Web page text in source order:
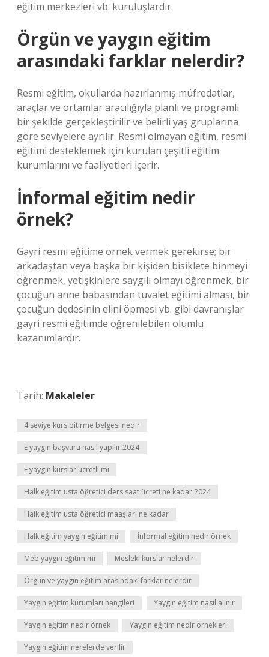
eğitim merkezleri vb. kuruluşlardır.
Örgün ve yaygın eğitim
arasındaki farklar nelerdir?
Resmi eğitim, okullarda hazırlanmış müfredatlar,
araçlar ve ortamlar aracılığıyla planlı ve programlı
bir şekilde gerçekleştirilir ve belirli yaş gruplarına
göre seviyelere ayrılır. Resmi olmayan eğitim, resmi
eğitimi desteklemek için kurulan çeşitli eğitim
kurumlarını ve faaliyetleri içerir.
İnformal eğitim nedir
örnek?
Gayri resmi eğitime örnek vermek gerekirse; bir
arkadaştan veya başka bir kişiden bisiklete binmeyi
öğrenmek, yetişkinlere saygılı olmayı öğrenmek, bir
çocuğun anne babasından tuvalet eğitimi alması, bir
çocuğun dedesinin elini öpmesi vb. gibi davranışlar
gayri resmi eğitimde öğrenilebilen olumlu
kazanımlardır.
Tarih: Makaleler
4 seviye kurs bitirme belgesi nedir
E yaygın başvuru nasıl yapılır 2024
E yaygın kurslar ücretli mi
Halk eğitim usta öğretici ders saat ücreti ne kadar 2024
Halk eğitim usta öğretici maaşları ne kadar
Halk eğitim yaygın eğitim mi İnformal eğitim nedir örnek
Meb yaygın eğitim mi Mesleki kurslar nelerdir
Örgün ve yaygın eğitim arasındaki farklar nelerdir
Yaygın eğitim kurumları hangileri Yaygın eğitim nasıl alınır
Yaygın eğitim nedir örnek Yaygın eğitim nedir örnekleri
Yaygın eğitim nerelerde verilir